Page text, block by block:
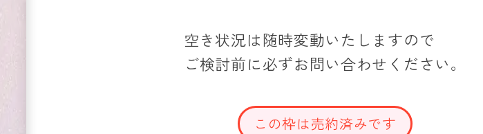
空き状況は随時変動いたしますので
ご検討前に必ずお問い合わせください。
この枠は売約済みです